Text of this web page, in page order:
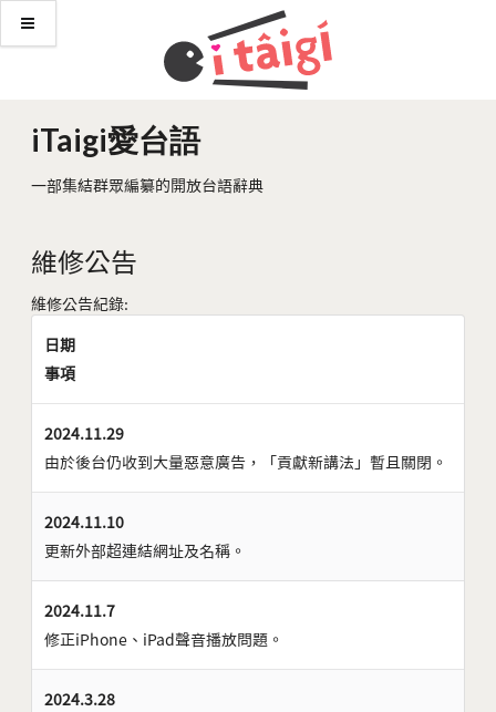
iTaigi愛台語
一部集結群眾編纂的開放台語辭典
維修公告
維修公告紀錄:
日期
事項
2024.11.29
由於後台仍收到大量惡意廣告，「貢獻新講法」暫且關閉。
2024.11.10
更新外部超連結網址及名稱。
2024.11.7
修正iPhone、iPad聲音播放問題。
2024.3.28